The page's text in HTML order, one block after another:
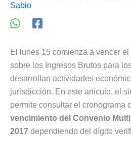
Sabio
El lunes 15 comienza a vencer
sobre los Ingresos Brutos para
desarrollan actividades
jurisdicción. En este artículo, el
permite consultar el cronograma
vencimiento del Convenio
2017 dependiendo del dígito